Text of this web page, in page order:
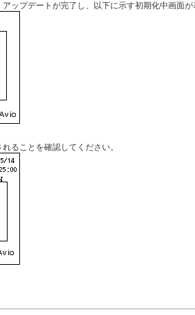
ップデートが完了し、以下に示す初期化中画面が
ることを確認してください。